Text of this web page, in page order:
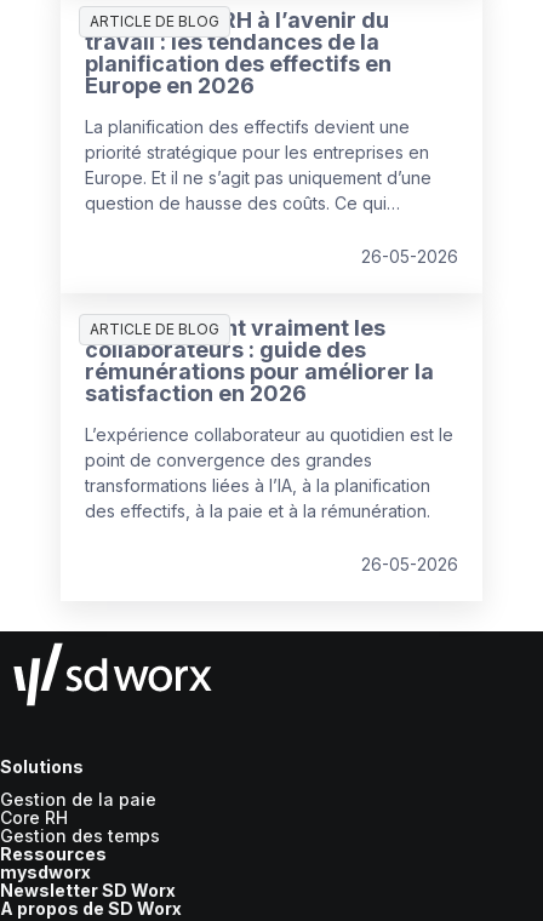
ARTICLE DE BLOG
Préparer les RH à l’avenir du
travail : les tendances de la
planification des effectifs en
Europe en 2026
La planification des effectifs devient une
priorité stratégique pour les entreprises en
Europe. Et il ne s’agit pas uniquement d’une
question de hausse des coûts. Ce qui
nouvel équilibre entre les talents humains et
des opérations.
26-05-2026
ARTICLE DE BLOG
Ce que veulent vraiment les
collaborateurs : guide des
rémunérations pour améliorer la
satisfaction en 2026
L’expérience collaborateur au quotidien est le
point de convergence des grandes
transformations liées à l’IA, à la planification
des effectifs, à la paie et à la rémunération.
26-05-2026
Solutions
Gestion de la paie
Core RH
Gestion des temps
Ressources
mysdworx
Newsletter SD Worx
A propos de SD Worx